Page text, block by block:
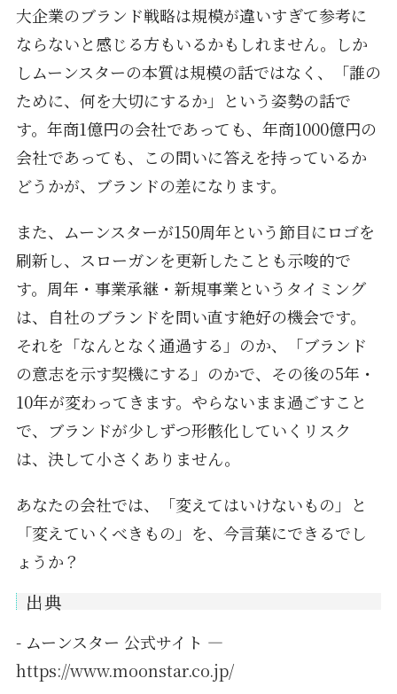
大企業のブランド戦略は規模が違いすぎて参考に
ならないと感じる方もいるかもしれません。しか
しムーンスターの本質は規模の話ではなく、「誰の
ために、何を大切にするか」という姿勢の話で
す。年商1億円の会社であっても、年商1000億円の
会社であっても、この問いに答えを持っているか
どうかが、ブランドの差になります。
また、ムーンスターが150周年という節目にロゴを
刷新し、スローガンを更新したことも示唆的で
す。周年・事業承継・新規事業というタイミング
は、自社のブランドを問い直す絶好の機会です。
それを「なんとなく通過する」のか、「ブランド
の意志を示す契機にする」のかで、その後の5年・
10年が変わってきます。やらないまま過ごすこと
で、ブランドが少しずつ形骸化していくリスク
は、決して小さくありません。
あなたの会社では、「変えてはいけないもの」と
「変えていくべきもの」を、今言葉にできるでし
ょうか？
出典
- ムーンスター 公式サイト —
https://www.moonstar.co.jp/